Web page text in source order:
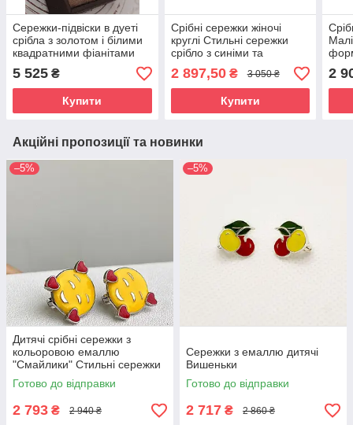
Сережки-підвіски в дуеті
срібла з золотом і білими
квадратними фіанітами
Бренд
5 525 ₴
Купити
Срібні сережки жіночі
круглі Стильні сережки
срібло з синіми та
жовтими фіанітами
2 897,50₴ 3 050 ₴
Купити
2
Акційні пропозиції та новинки
–5%
Дитячі срібні сережки з
кольоровою емаллю
"Смайлики" Стильні сережки
зі срібла для дітей
Готово до відправки
2 793 ₴ 2 940 ₴
–5%
Сережки з емаллю дитячі
Вишеньки
Готово до відправки
2 717 ₴ 2 860 ₴